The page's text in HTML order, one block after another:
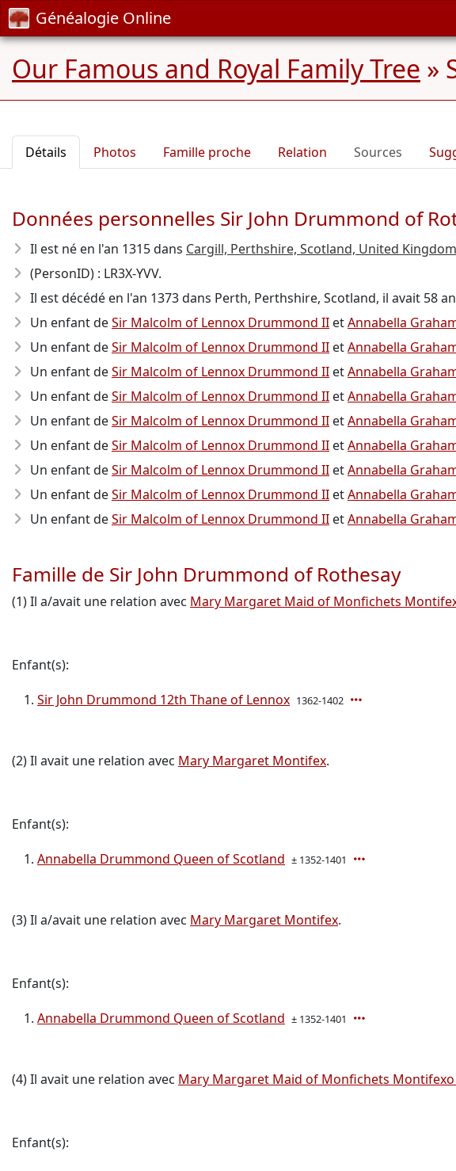
Généalogie Online
Our Famous and Royal Family Tree »
Détails Photos Famille proche Relation Sources
Données personnelles Sir John Drummond of
Il est né en l'an 1315dans Cargill, Perthshire, Scotland, United Kingdom
(PersonID) : LR3X-YVV.
Il est décédé en l'an 1373dans Perth, Perthshire, Scotland, il avait 58
Un enfant deSir Malcolm of Lennox Drummond II etAnnabella
Un enfant deSir Malcolm of Lennox Drummond II etAnnabella
Un enfant deSir Malcolm of Lennox Drummond II etAnnabella
Un enfant deSir Malcolm of Lennox Drummond II etAnnabella
Un enfant deSir Malcolm of Lennox Drummond II etAnnabella
Un enfant deSir Malcolm of Lennox Drummond II etAnnabella
Un enfant deSir Malcolm of Lennox Drummond II etAnnabella
Un enfant deSir Malcolm of Lennox Drummond II etAnnabella
Un enfant deSir Malcolm of Lennox Drummond II etAnnabella
Famille de Sir John Drummond of Rothesay
(1) Il a/avait une relation avec Mary Margaret Maid of Monfichets
Enfant(s):
Sir John Drummond 12th Thane of Lennox 1362-1402
(2) Il avait une relation avec Mary Margaret Montifex.
Enfant(s):
Annabella Drummond Queen of Scotland ± 1352-1401
(3) Il a/avait une relation avec Mary Margaret Montifex.
Enfant(s):
Annabella Drummond Queen of Scotland ± 1352-1401
(4) Il avait une relation avec Mary Margaret Maid of Monfichets
Enfant(s):